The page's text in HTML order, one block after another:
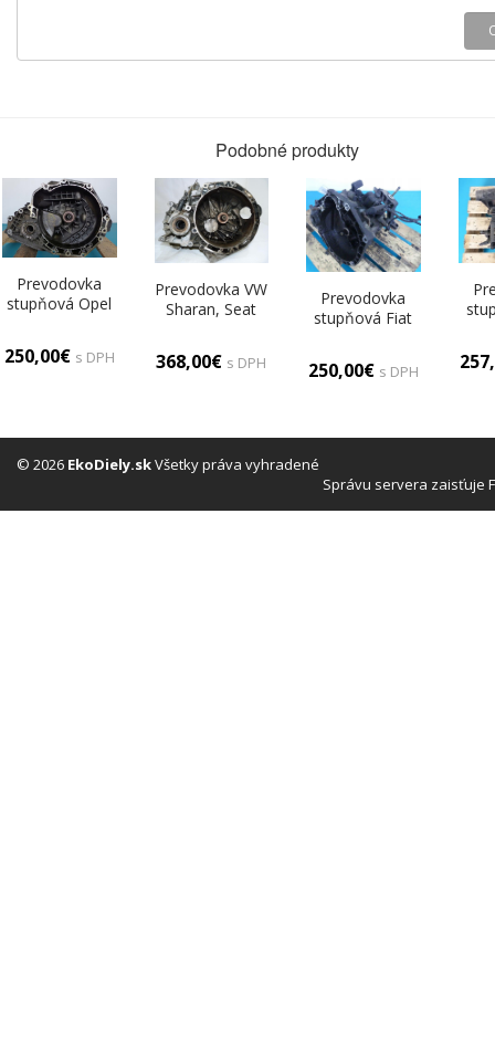
Podobné produkty
Prevodovka
stupňová Opel
250,00€ s DPH
Prevodovka VW
Sharan, Seat
5stupňová
368,00€ s DPH
Prevodovka
stupňová Fiat
250,00€ s DPH
© 2026 EkoDiely.skVšetky práva vyhradené
Správu servera zaisťuje